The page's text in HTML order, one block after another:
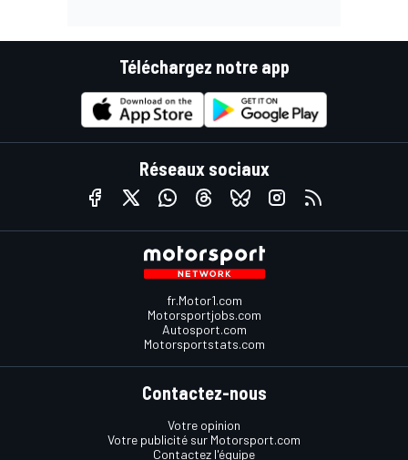
Téléchargez notre app
Réseaux sociaux
fr.Motor1.com
Motorsportjobs.com
Autosport.com
Motorsportstats.com
Contactez-nous
Votre opinion
Votre publicité sur Motorsport.com
Contactez l'équipe